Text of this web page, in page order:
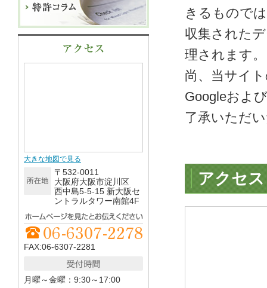
きるもので
収集された
理されます。
尚、当サイ
Googleおよ
了承いただ
アクセス
大きな地図で見る
〒532-0011
大阪府大阪市淀川区
西中島5-5-15 新大阪セ
ントラルタワー南館4F
FAX:06-6307-2281
月曜～金曜：9:30～17:00